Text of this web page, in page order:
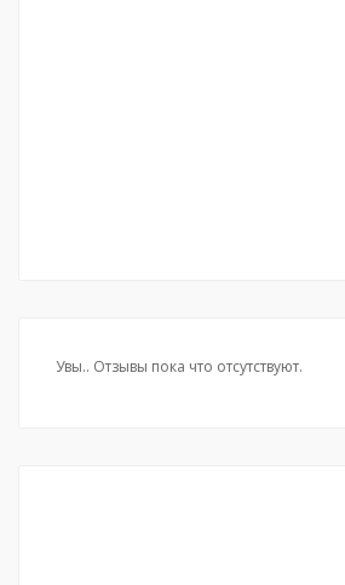
Увы.. Отзывы пока что отсутствуют.